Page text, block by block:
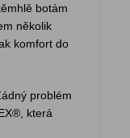
botám
několik
komfort do
problém
která